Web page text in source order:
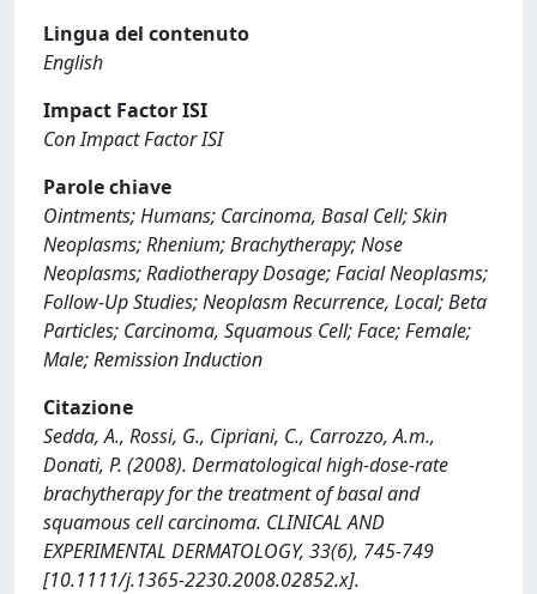
Lingua del contenuto
English
Impact Factor ISI
Con Impact Factor ISI
Parole chiave
Ointments; Humans; Carcinoma, Basal Cell; Skin
Neoplasms; Rhenium; Brachytherapy; Nose
Neoplasms; Radiotherapy Dosage; Facial Neoplasms;
Follow-Up Studies; Neoplasm Recurrence, Local; Beta
Particles; Carcinoma, Squamous Cell; Face; Female;
Male; Remission Induction
Citazione
Sedda, A., Rossi, G., Cipriani, C., Carrozzo, A.m.,
Donati, P. (2008). Dermatological high-dose-rate
brachytherapy for the treatment of basal and
squamous cell carcinoma. CLINICAL AND
EXPERIMENTAL DERMATOLOGY, 33(6), 745-749
[10.1111/j.1365-2230.2008.02852.x].